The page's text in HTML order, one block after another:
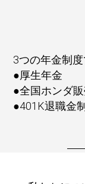
3つの年金制
●厚生年金
●全国ホンダ
●401K退職金